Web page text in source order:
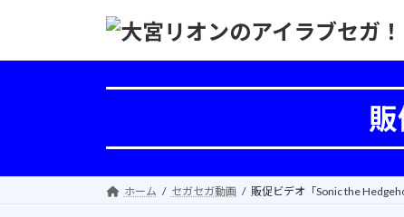
ホーム セガセガ動画 販促ビデオ「Sonic the